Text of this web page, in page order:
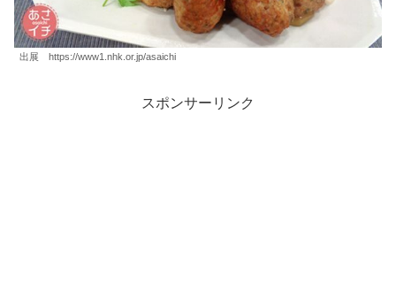
出展 https://www1.nhk.or.jp/asaichi
スポンサーリンク